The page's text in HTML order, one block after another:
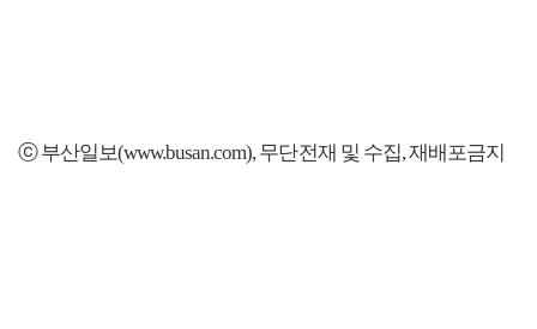
ⓒ 부산일보(www.busan.com), 무단전재 및 수집, 재배포금지